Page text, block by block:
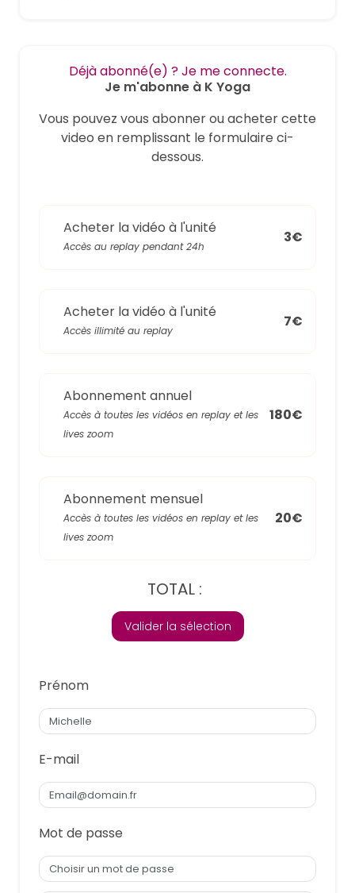
Déjà abonné(e) ? Je me connecte.
Je m'abonne à K Yoga
Vous pouvez vous abonner ou acheter cette
video en remplissant le formulaire ci-
dessous.
Acheter la vidéo à l'unité
Accès au replay pendant 24h
3€
Acheter la vidéo à l'unité
Accès illimité au replay
7€
Abonnement annuel
Accès à toutes les vidéos en replay et les
lives zoom
180€
Abonnement mensuel
Accès à toutes les vidéos en replay et les
lives zoom
20€
TOTAL :
Valider la sélection
Prénom
E-mail
Mot de passe